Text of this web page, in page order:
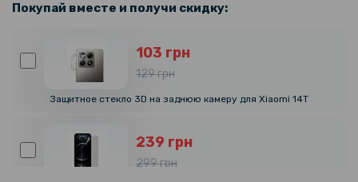
Покупай вместе и получи скидку:
103 грн
129 грн
Защитное стекло 3D на заднюю камеру для Xiaomi 14T
239 грн
299 грн